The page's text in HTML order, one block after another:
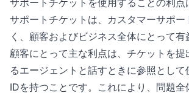
サポートチケットは、カスタマーサポー
く、顧客およびビジネス全体にとって有
顧客にとって主な利点は、チケットを提
るエージェントと話すときに参照とし
IDを持つことです。これにより、問題